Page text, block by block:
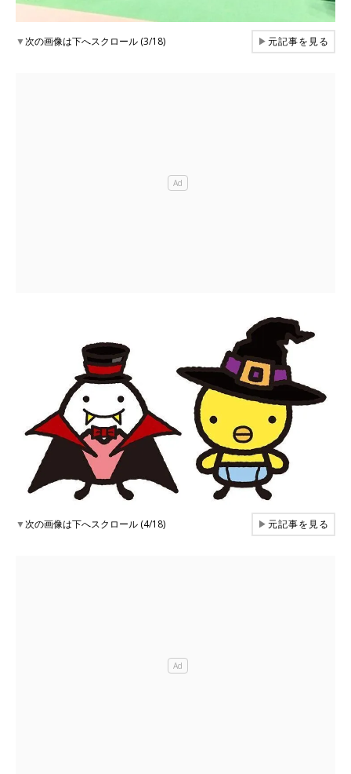
▼次の画像は下へスクロール (3/18) ▶元記事を見る
▼次の画像は下へスクロール (4/18) ▶元記事を見る